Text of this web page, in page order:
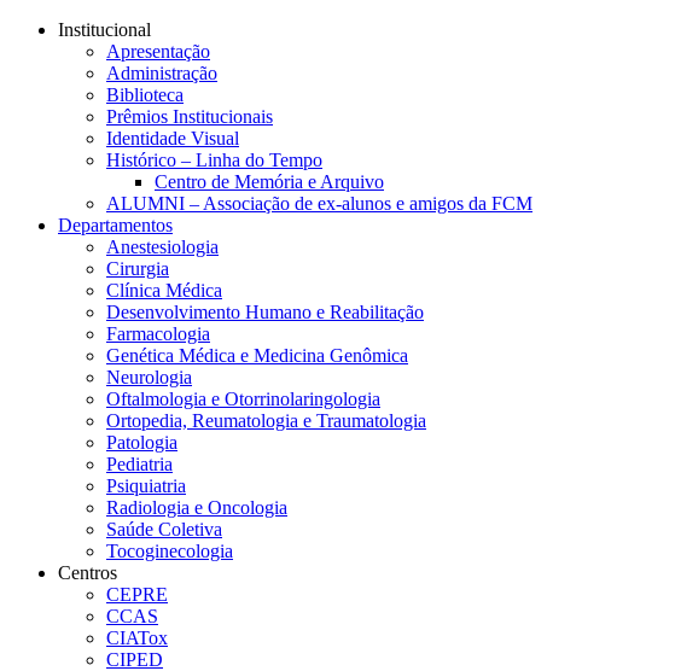
Conteúdo principal
Institucional
Apresentação
Administração
Biblioteca
Prêmios Institucionais
Identidade Visual
Histórico – Linha do Tempo
Centro de Memória e Arquivo
ALUMNI – Associação de ex-alunos e amigos da FCM
Departamentos
Anestesiologia
Cirurgia
Clínica Médica
Desenvolvimento Humano e Reabilitação
Farmacologia
Genética Médica e Medicina Genômica
Neurologia
Oftalmologia e Otorrinolaringologia
Ortopedia, Reumatologia e Traumatologia
Patologia
Pediatria
Psiquiatria
Radiologia e Oncologia
Saúde Coletiva
Tocoginecologia
Centros
CEPRE
CCAS
CIATox
CIPED